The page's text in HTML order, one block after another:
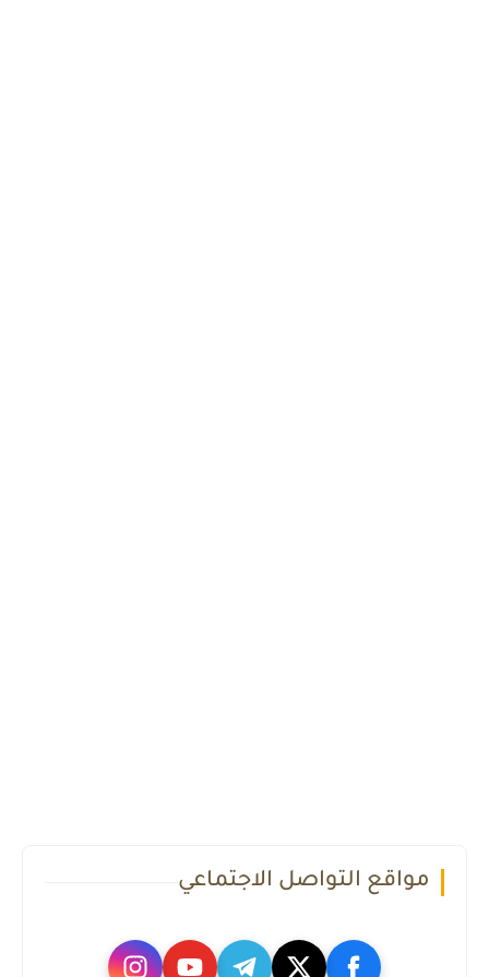
مواقع التواصل الاجتماعي